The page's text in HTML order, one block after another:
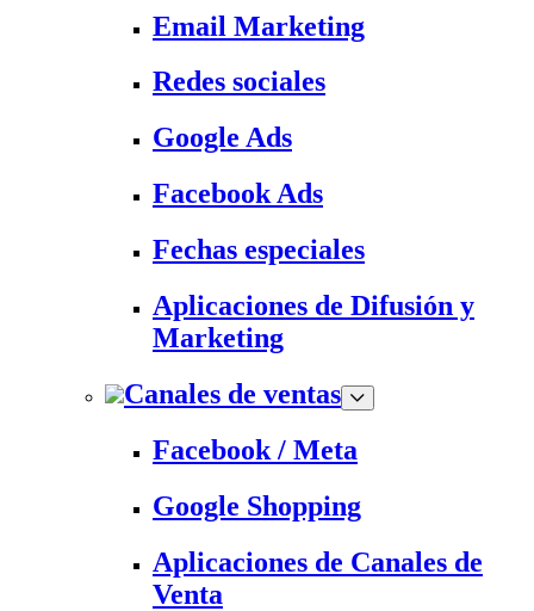
Email Marketing
Redes sociales
Google Ads
Facebook Ads
Fechas especiales
Aplicaciones de Difusión y
Marketing
Canales de ventas
Facebook / Meta
Google Shopping
Aplicaciones de Canales de
Venta